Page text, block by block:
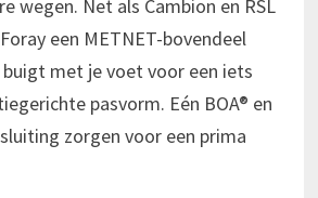
wegen. Net als Cambion en RSL
een METNET-bovendeel
met je voet voor een iets
pasvorm. Eén BOA® en
zorgen voor een prima